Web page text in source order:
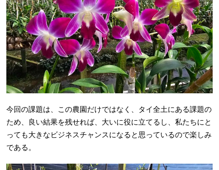
今回の課題は、この農園だけではなく、タイ全土にある課題の
ため、良い結果を残せれば、大いに役に立てるし、私たちにと
っても大きなビジネスチャンスになると思っているので楽しみ
である。